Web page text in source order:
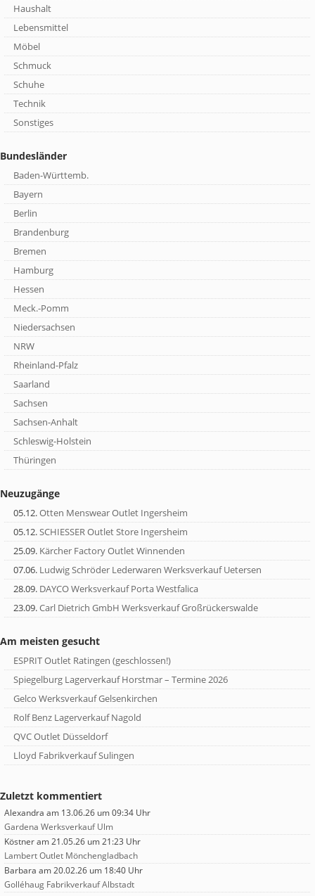
Haushalt
Lebensmittel
Möbel
Schmuck
Schuhe
Technik
Sonstiges
Bundesländer
Baden-Württemb.
Bayern
Berlin
Brandenburg
Bremen
Hamburg
Hessen
Meck.-Pomm
Niedersachsen
NRW
Rheinland-Pfalz
Saarland
Sachsen
Sachsen-Anhalt
Schleswig-Holstein
Thüringen
Neuzugänge
05.12.Otten Menswear Outlet Ingersheim
05.12.SCHIESSER Outlet Store Ingersheim
25.09. Kärcher Factory Outlet Winnenden
07.06. Ludwig Schröder Lederwaren Werksverkauf Uetersen
28.09. DAYCO Werksverkauf Porta Westfalica
23.09.Carl Dietrich GmbH Werksverkauf Großrückerswalde
Am meisten gesucht
ESPRIT Outlet Ratingen (geschlossen!)
Spiegelburg Lagerverkauf Horstmar – Termine 2026
Gelco Werksverkauf Gelsenkirchen
Rolf Benz Lagerverkauf Nagold
QVC Outlet Düsseldorf
Lloyd Fabrikverkauf Sulingen
Zuletzt kommentiert
Alexandra am 13.06.26 um 09:34 Uhr
Gardena Werksverkauf Ulm
Köstneram 21.05.26 um 21:23 Uhr
Lambert Outlet Mönchengladbach
Barbara am 20.02.26 um 18:40 Uhr
Golléhaug Fabrikverkauf Albstadt